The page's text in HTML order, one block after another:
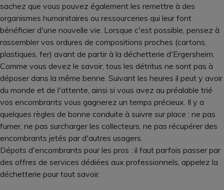
sachez que vous pouvez également les remettre à des
organismes humanitaires ou ressourceries qui leur font
bénéficier d'une nouvelle vie. Lorsque c'est possible, pensez à
rassembler vos ordures de compositions proches (cartons,
plastiques, fer) avant de partir à la déchetterie d'Ergersheim.
Comme vous devez le savoir, tous les détritus ne sont pas à
déposer dans la même benne. Suivant les heures il peut y avoir
du monde et de l'attente, ainsi si vous avez au préalable trié
vos encombrants vous gagnerez un temps précieux. Il y a
quelques règles de bonne conduite à suivre sur place : ne pas
fumer, ne pas surcharger les collecteurs, ne pas récupérer des
encombrants jetés par d'autres usagers.
Dépots d'encombrants pour les pros : il faut parfois passer par
des offres de services dédiées aux professionnels, appelez la
déchetterie pour tout savoir.